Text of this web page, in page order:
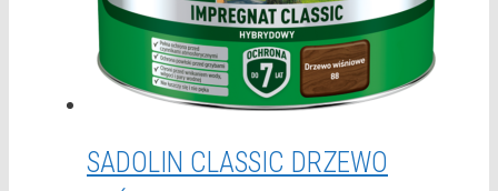
SADOLIN CLASSIC DRZEWO